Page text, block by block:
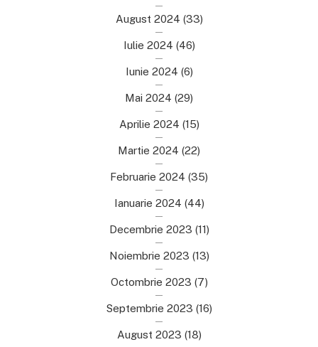
August 2024 (33)
Iulie 2024 (46)
Iunie 2024 (6)
Mai 2024 (29)
Aprilie 2024 (15)
Martie 2024 (22)
Februarie 2024 (35)
Ianuarie 2024 (44)
Decembrie 2023 (11)
Noiembrie 2023 (13)
Octombrie 2023 (7)
Septembrie 2023 (16)
August 2023 (18)